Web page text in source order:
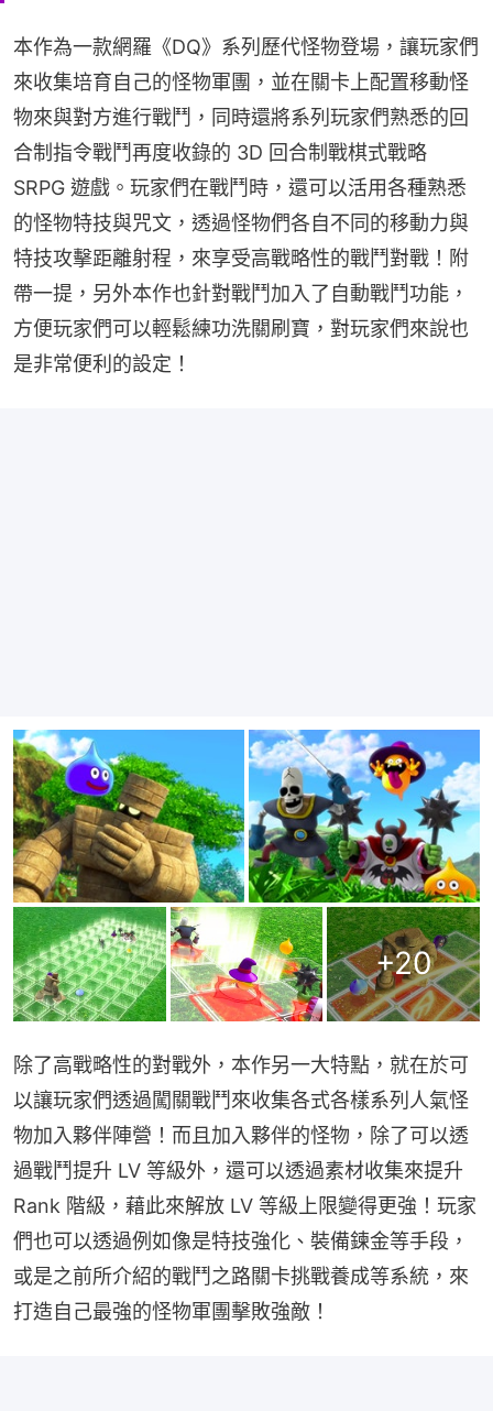
本作為一款網羅《DQ》系列歷代怪物登場，讓玩家們
來收集培育自己的怪物軍團，並在關卡上配置移動怪
物來與對方進行戰鬥，同時還將系列玩家們熟悉的回
合制指令戰鬥再度收錄的 3D 回合制戰棋式戰略
SRPG 遊戲。玩家們在戰鬥時，還可以活用各種熟悉
的怪物特技與咒文，透過怪物們各自不同的移動力與
特技攻擊距離射程，來享受高戰略性的戰鬥對戰！附
帶一提，另外本作也針對戰鬥加入了自動戰鬥功能，
方便玩家們可以輕鬆練功洗關刷寶，對玩家們來說也
是非常便利的設定！
+20
除了高戰略性的對戰外，本作另一大特點，就在於可
以讓玩家們透過闖關戰鬥來收集各式各樣系列人氣怪
物加入夥伴陣營！而且加入夥伴的怪物，除了可以透
過戰鬥提升 LV 等級外，還可以透過素材收集來提升
Rank 階級，藉此來解放 LV 等級上限變得更強！玩家
們也可以透過例如像是特技強化、裝備鍊金等手段，
或是之前所介紹的戰鬥之路關卡挑戰養成等系統，來
打造自己最強的怪物軍團擊敗強敵！